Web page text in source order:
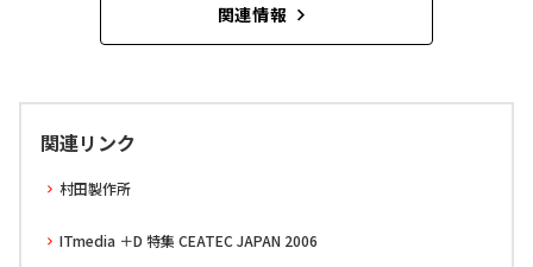
関連情報
関連リンク
村田製作所
ITmedia ＋D 特集 CEATEC JAPAN 2006